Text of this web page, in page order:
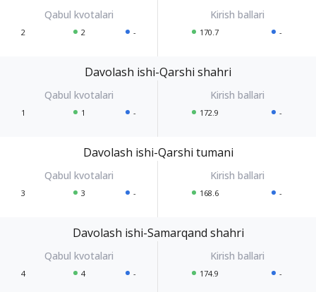
2 2 - 170.7 -
Davolash ishi-Qarshi shahri
1 1 - 172.9 -
Davolash ishi-Qarshi tumani
3 3 - 168.6 -
Davolash ishi-Samarqand shahri
4 4 - 174.9 -